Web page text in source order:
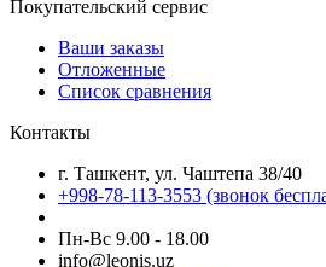
Покупательский сервис
Ваши заказы
Отложенные
Список сравнения
Контакты
г. Ташкент, ул. Чаштепа 38/40
+998-78-113-3553 (звонок
Пн-Вс 9.00 - 18.00
info@leonis.uz